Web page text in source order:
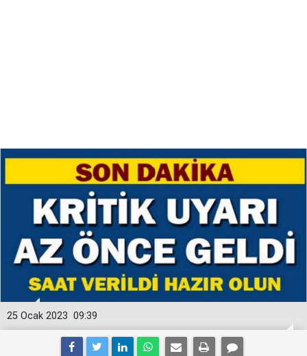
09:39
25 Ocak 2023